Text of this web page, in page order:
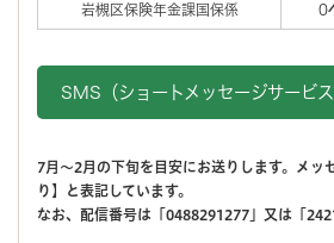
岩槻区保険年金課国保係
SMS（ショートメッセージサービ
7月～2月の下旬を目安にお送りします。
メッ
り】と表記しています。
なお、配信番号は「0488291277」又は「